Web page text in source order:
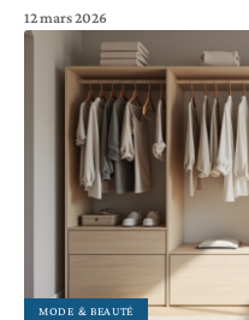
12 mars 2026
MODE & BEAUTÉ